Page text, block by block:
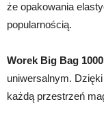
że opakowania
popularnością.
Worek Big Bag
uniwersalnym.
każdą przestrzeń